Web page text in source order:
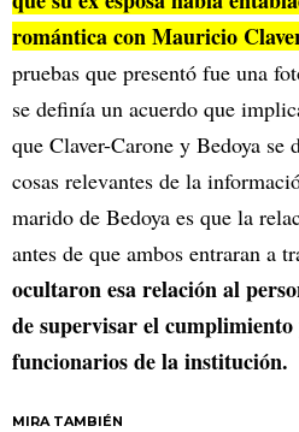
romántica con Mauricio
pruebas que presentó fue una
se definía un acuerdo que
que Claver-Carone y Bedoya se
cosas relevantes de la
marido de Bedoya es que la
antes de que ambos entraran a
ocultaron esa relación al
de supervisar el
funcionarios de la institución.
MIRA TAMBIÉN